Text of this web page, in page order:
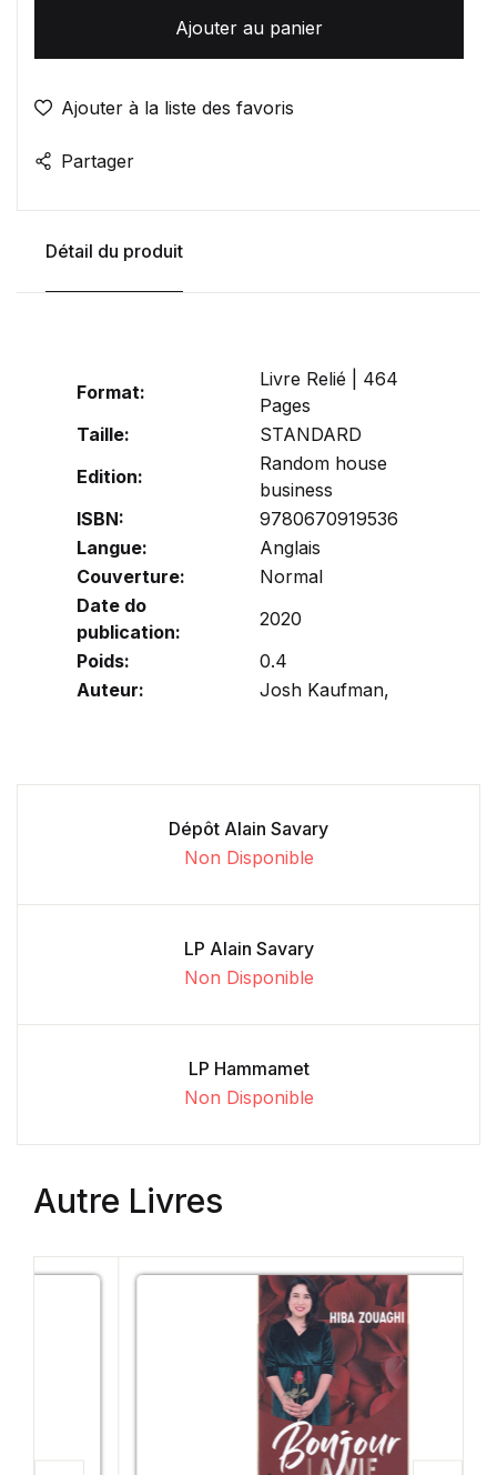
Ajouter au panier
Ajouter à la liste des favoris
Partager
Détail du produit
Format:
Livre Relié | 464
Pages
Taille:
STANDARD
Edition:
Random house
business
ISBN:
9780670919536
Langue:
Anglais
Couverture:
Normal
Date do
publication:
2020
Poids:
0.4
Auteur:
Josh Kaufman,
Dépôt Alain Savary
Non Disponible
LP Alain Savary
Non Disponible
LP Hammamet
Non Disponible
Autre Livres